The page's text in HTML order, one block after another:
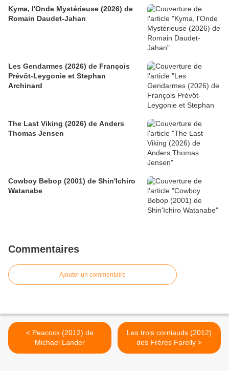
Kyma, l'Onde Mystérieuse (2026) de
Romain Daudet-Jahan
Les Gendarmes (2026) de François
Prévôt-Leygonie et Stephan
Archinard
The Last Viking (2026) de Anders
Thomas Jensen
Cowboy Bebop (2001) de Shin'Ichiro
Watanabe
Commentaires
Ajouter un commentaire
< Peacock (2012) de
Michael Lander
Les trois corniauds (2012)
des Frères Farelly >